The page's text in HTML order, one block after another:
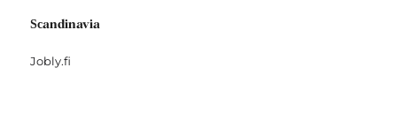
Scandinavia
Jobly.fi